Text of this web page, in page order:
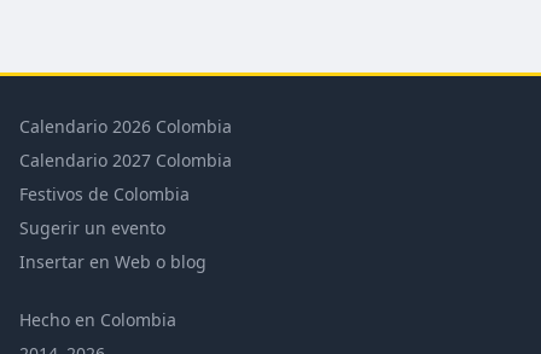
Calendario 2026 Colombia
Calendario 2027 Colombia
Festivos de Colombia
Sugerir un evento
Insertar en Web o blog
Hecho en Colombia